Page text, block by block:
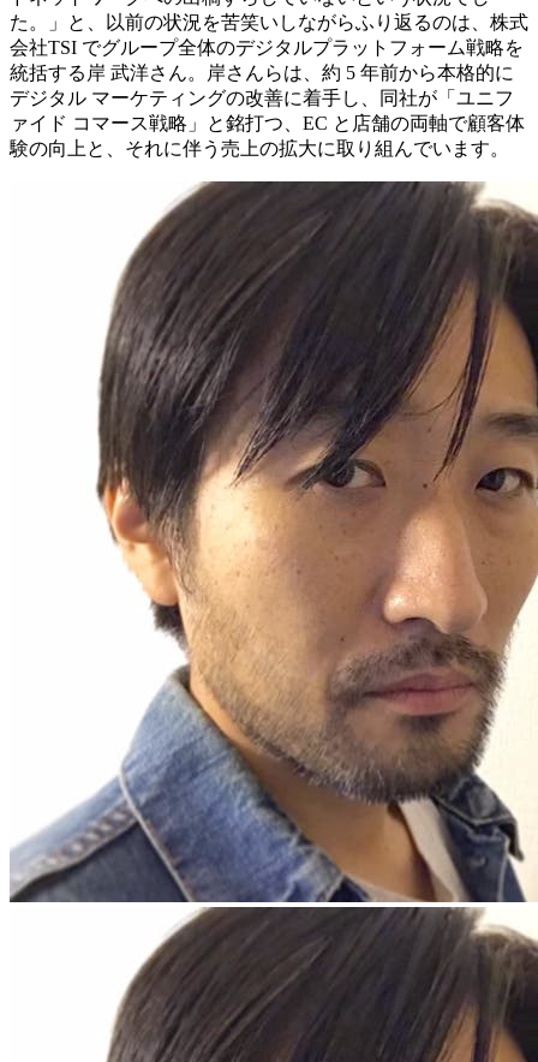
た。」と、以前の状況を苦笑いしながらふり返るのは、株式
会社TSI でグループ全体のデジタルプラットフォーム戦略を
統括する岸 武洋さん。岸さんらは、約 5 年前から本格的に
デジタル マーケティングの改善に着手し、同社が「ユニフ
ァイド コマース戦略」と銘打つ、EC と店舗の両軸で顧客体
験の向上と、それに伴う売上の拡大に取り組んでいます。